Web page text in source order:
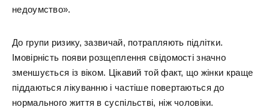
недоумство».
До групи ризику, зазвичай, потрапляють підлітки.
Імовірність появи розщеплення свідомості значно
зменшується із віком. Цікавий той факт, що жінки краще
піддаються лікуванню і частіше повертаються до
нормального життя в суспільстві, ніж чоловіки.